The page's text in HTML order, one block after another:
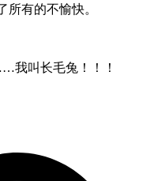
有的不愉快。
我叫长毛兔！！！